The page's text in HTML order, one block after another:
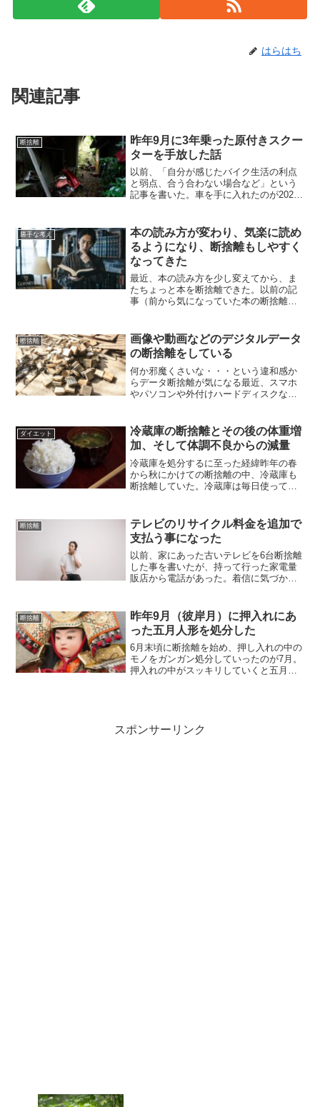
はらはち
関連記事
断捨離
昨年9月に3年乗った原付きスクー
ターを手放した話
以前、「自分が感じたバイク生活の利点
と弱点、合う合わない場合など」という
記事を書いた。車を手に入れたのが2024
ったが、車を手に入れてからは車にしか
乗らない生活にな...
勝手な考え
本の読み方が変わり、気楽に読め
るようになり、断捨離もしやすく
なってきた
最近、本の読み方を少し変えてから、ま
たちょっと本を断捨離できた。以前の記
事（前から気になっていた本の断捨離を
る。もちろん、普通に読みたい本などは
最初から最後までじっくり読...
断捨離
画像や動画などのデジタルデータ
の断捨離をしている
何か邪魔くさいな・・・という違和感か
らデータ断捨離が気になる最近、スマホ
やパソコンや外付けハードディスクな
ータが多いことによって「あの画像、あ
のデータ、どこにあったかな...
ダイエット
冷蔵庫の断捨離とその後の体重増
加、そして体調不良からの減量
冷蔵庫を処分するに至った経緯昨年の春
から秋にかけての断捨離の中、冷蔵庫も
断捨離していた。冷蔵庫は毎日使ってい
離をするさらに半年前から調子が悪くな
っていた。冷蔵庫の下か...
断捨離
テレビのリサイクル料金を追加で
支払う事になった
以前、家にあった古いテレビを6台断捨離
した事を書いたが、持って行った家電量
販店から電話があった。着信に気づかず
たか？」と聞かれたが、全く身に覚えが
ないので無いと答えると...
断捨離
昨年9月（彼岸月）に押入れにあ
った五月人形を処分した
6月末頃に断捨離を始め、押し入れの中の
モノをガンガン処分していったのが7月。
押入れの中がスッキリしていくと五月人
スポンサーリンク